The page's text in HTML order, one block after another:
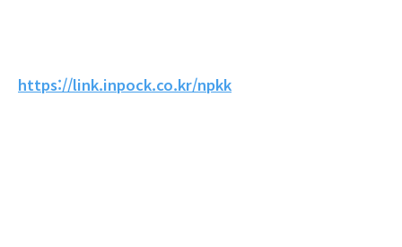
https://link.inpock.co.kr/npkk